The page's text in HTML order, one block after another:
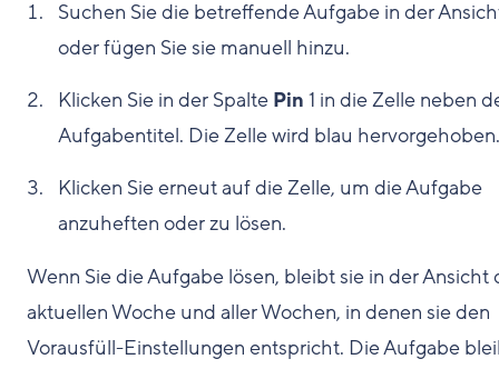
Suchen Sie die betreffende Aufgabe in der
oder fügen Sie sie manuell hinzu.
Klicken Sie in der Spalte Pin 1 in die Zelle neben
Aufgabentitel. Die Zelle wird blau hervorgehoben.
Klicken Sie erneut auf die Zelle, um die Aufgabe
anzuheften oder zu lösen.
Wenn Sie die Aufgabe lösen, bleibt sie in der Ansicht
aktuellen Woche und aller Wochen, in denen sie den
Vorausfüll-Einstellungen entspricht. Die Aufgabe